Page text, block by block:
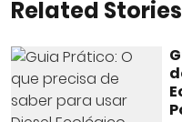
Related Stories